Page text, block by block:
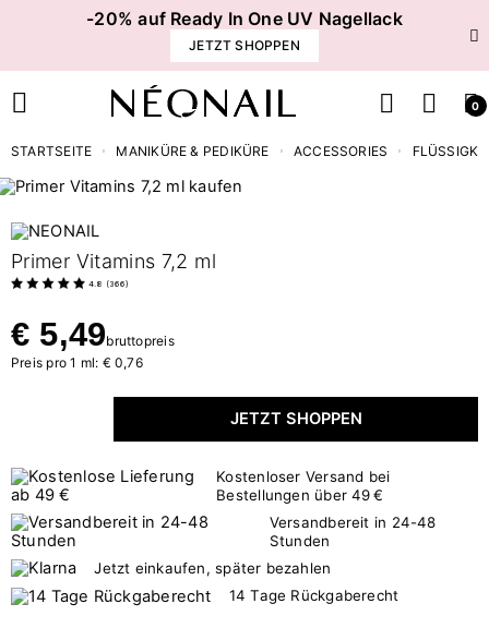
-20% auf Ready In One UV Nagellack
JETZT SHOPPEN
0
STARTSEITE MANIKÜRE & PEDIKÜRE ACCESSORIES
Primer Vitamins 7,2 ml
4.8 (366)
€ 5,49bruttopreis
Preis pro 1 ml: € 0,76
JETZT SHOPPEN
Kostenloser Versand bei
Bestellungen über 49 €
Versandbereit in 24-48
Stunden
Jetzt einkaufen, später bezahlen
14 Tage Rückgaberecht